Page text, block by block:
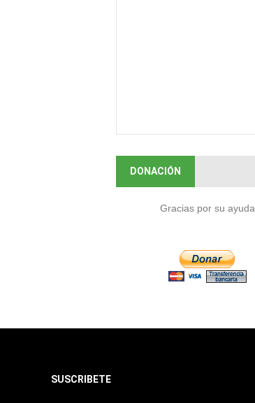
DONACIÓN
Gracias por su ayuda
SUSCRIBETE